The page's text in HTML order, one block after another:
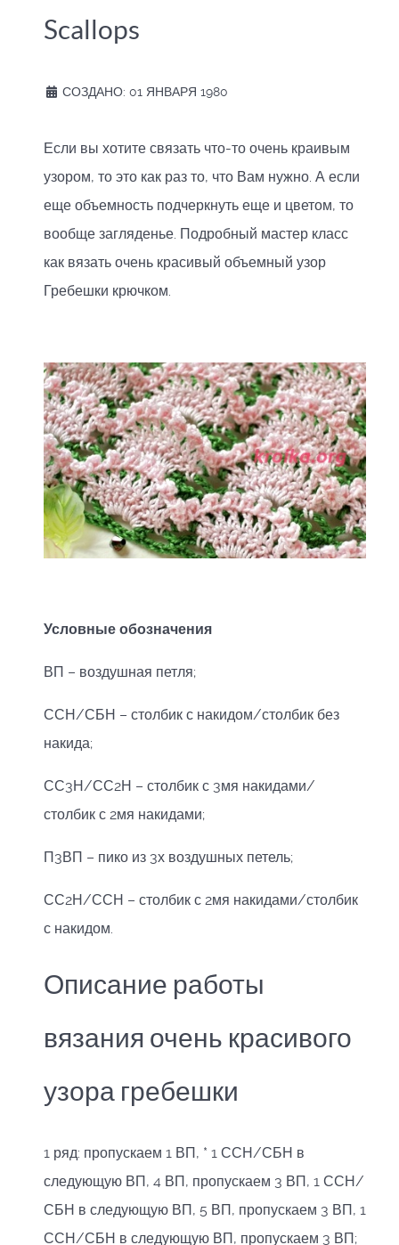
Scallops
СОЗДАНО: 01 ЯНВАРЯ 1980
Если вы хотите связать что-то очень краивым
узором, то это как раз то, что Вам нужно. А если
еще объемность подчеркнуть еще и цветом, то
вообще загляденье. Подробный мастер класс
как вязать очень красивый объемный узор
Гребешки крючком.
Условные обозначения
ВП – воздушная петля;
ССН/СБН – столбик с накидом/столбик без
накида;
СС3Н/СС2Н – столбик с 3мя накидами/
столбик с 2мя накидами;
П3ВП – пико из 3х воздушных петель;
СС2Н/ССН – столбик с 2мя накидами/столбик
с накидом.
Описание работы
вязания очень красивого
узора гребешки
1 ряд: пропускаем 1 ВП, * 1 ССН/СБН в
следующую ВП, 4 ВП, пропускаем 3 ВП, 1 ССН/
СБН в следующую ВП, 5 ВП, пропускаем 3 ВП, 1
ССН/СБН в следующую ВП, пропускаем 3 ВП;